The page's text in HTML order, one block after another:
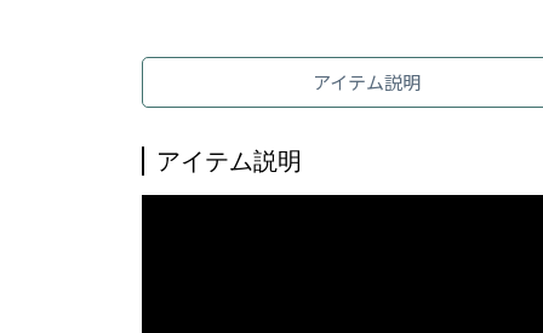
アイテム説明
アイテム説明